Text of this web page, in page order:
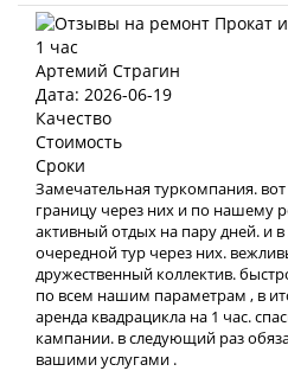
Артемий Страгин
Дата: 2026-06-19
Качество
Стоимость
Сроки
Замечательная туркомпания.
границу через них и по нашему
активный отдых на пару дней. и
очередной тур через них.
дружественный коллектив.
по всем нашим параметрам , в
аренда квадрацикла на 1 час.
кампании. в следующий раз
вашими услугами .